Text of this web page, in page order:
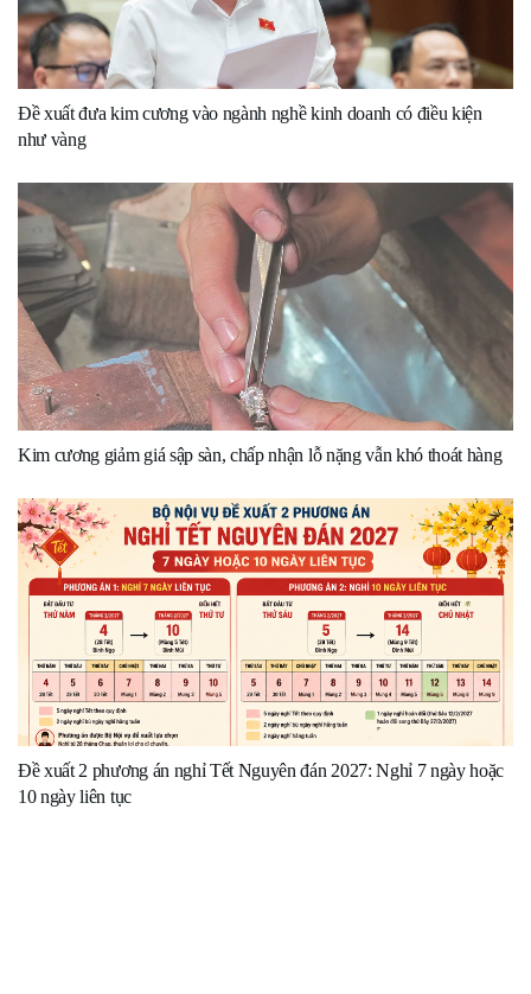
Đề xuất đưa kim cương vào ngành nghề kinh doanh có điều kiện
như vàng
Kim cương giảm giá sập sàn, chấp nhận lỗ nặng vẫn khó thoát hàng
Đề xuất 2 phương án nghỉ Tết Nguyên đán 2027: Nghỉ 7 ngày hoặc
10 ngày liên tục